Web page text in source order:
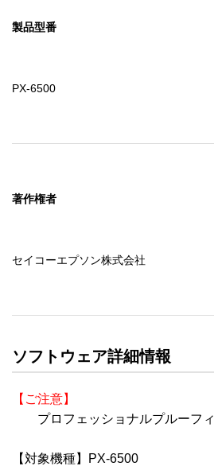
製品型番
PX-6500
著作権者
セイコーエプソン株式会社
ソフトウェア詳細情報
【ご注意】
プロフェッショナルプルーフィ
【対象機種】PX-6500